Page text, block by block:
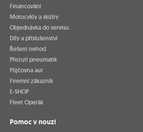
Financování
Motocykly a skútry
Objednávka do servisu
Díly a příslušenství
Řešení nehod
Přezutí pneumatik
Půjčovna aut
Firemní zákazník
E-SHOP
Fleet Operák
Pomoc v nouzi